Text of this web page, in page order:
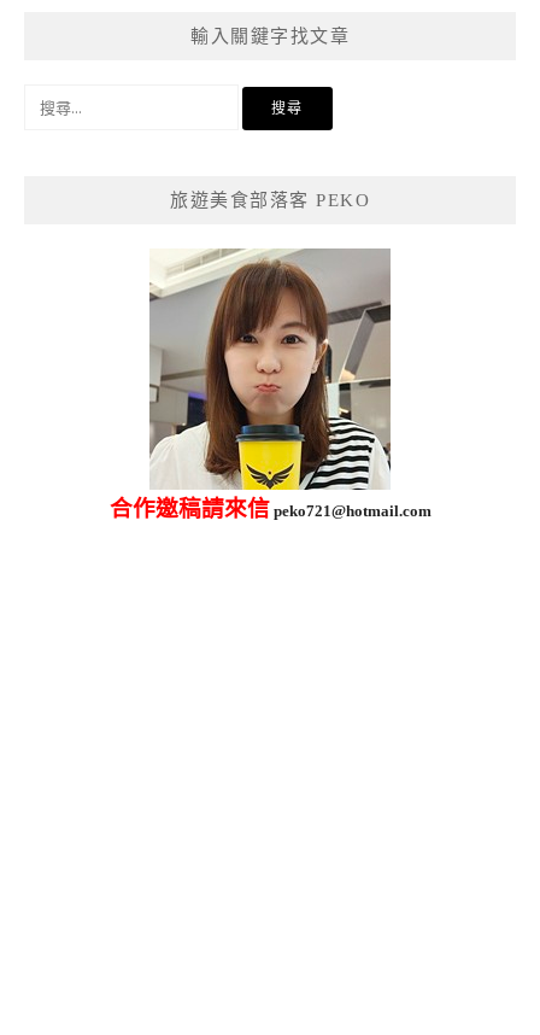
輸入關鍵字找文章
旅遊美食部落客 PEKO
合作邀稿請來信 peko721@hotmail.com